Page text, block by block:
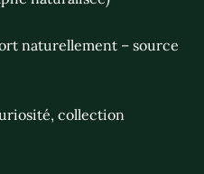
naturellement – source
collection